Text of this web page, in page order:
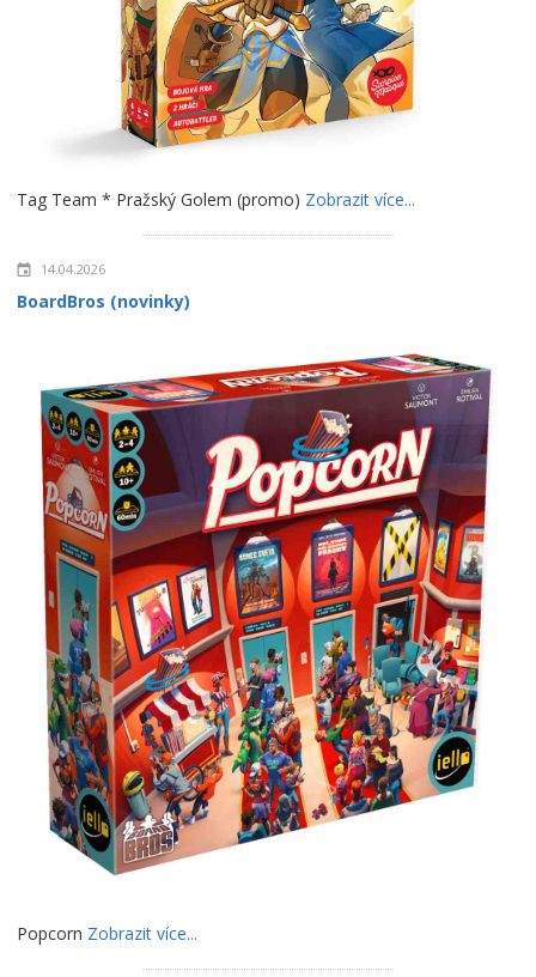
Tag Team * Pražský Golem (promo) Zobrazit více...
14.04.2026
BoardBros (novinky)
Popcorn Zobrazit více...